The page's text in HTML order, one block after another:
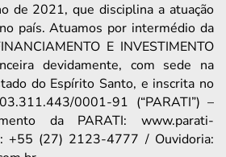
de 2021, que disciplina a atuação
país. Atuamos por intermédio da
E INVESTIMENTO
devidamente, com sede na
do Espírito Santo, e inscrita no
0001-91 (“PARATI”) –
da PARATI: www.parati-
+55 (27) 2123-4777 / Ouvidoria: